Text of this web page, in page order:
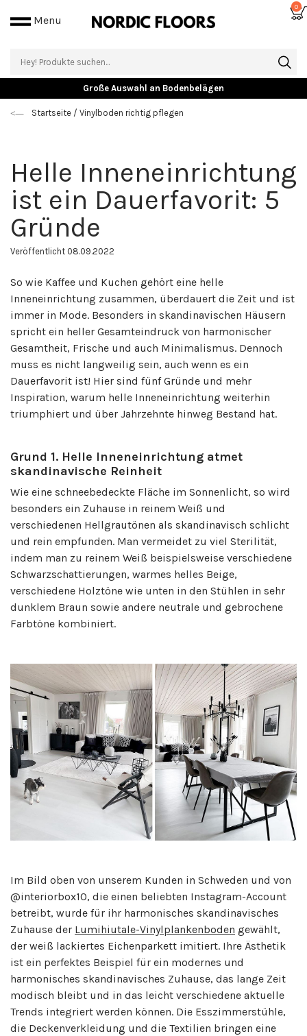
Menu
0
Große Auswahl an Bodenbelägen
Startseite / Vinylboden richtig pflegen
Helle Inneneinrichtung
ist ein Dauerfavorit: 5
Gründe
Veröffentlicht 08.09.2022
So wie Kaffee und Kuchen gehört eine helle
Inneneinrichtung zusammen, überdauert die Zeit und ist
immer in Mode. Besonders in skandinavischen Häusern
spricht ein heller Gesamteindruck von harmonischer
Gesamtheit, Frische und auch Minimalismus. Dennoch
muss es nicht langweilig sein, auch wenn es ein
Dauerfavorit ist! Hier sind fünf Gründe und mehr
Inspiration, warum helle Inneneinrichtung weiterhin
triumphiert und über Jahrzehnte hinweg Bestand hat.
Grund 1. Helle Inneneinrichtung atmet
skandinavische Reinheit
Wie eine schneebedeckte Fläche im Sonnenlicht, so wird
besonders ein Zuhause in reinem Weiß und
verschiedenen Hellgrautönen als skandinavisch schlicht
und rein empfunden. Man vermeidet zu viel Sterilität,
indem man zu reinem Weiß beispielsweise verschiedene
Schwarzschattierungen, warmes helles Beige,
verschiedene Holztöne wie unten in den Stühlen in sehr
dunklem Braun sowie andere neutrale und gebrochene
Farbtöne kombiniert.
Im Bild oben von unserem Kunden in Schweden und von
@interiorbox10, die einen beliebten Instagram-Account
betreibt, wurde für ihr harmonisches skandinavisches
Zuhause der Lumihiutale-Vinylplankenboden gewählt,
der weiß lackiertes Eichenparkett imitiert. Ihre Ästhetik
ist ein perfektes Beispiel für ein modernes und
harmonisches skandinavisches Zuhause, das lange Zeit
modisch bleibt und in das leicht verschiedene aktuelle
Trends integriert werden können. Die Esszimmerstühle,
die Deckenverkleidung und die Textilien bringen eine